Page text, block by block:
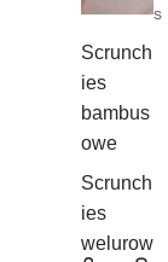
s
Scrunch
ies
bambus
owe
Scrunch
ies
welurow